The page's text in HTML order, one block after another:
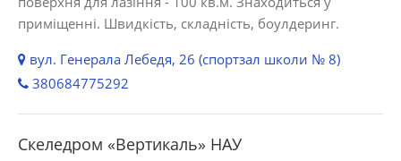
приміщенні. Швидкість, складність, боулдеринг.
вул. Генерала Лебедя, 26 (спортзал школи № 8)
380684775292
Скеледром «Вертикаль» НАУ